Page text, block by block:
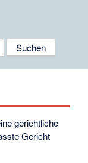
gerichtliche
Gericht